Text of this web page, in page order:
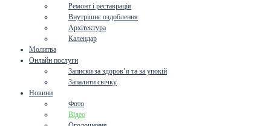
Ремонт і реставрація
Внутрішнє оздоблення
Архітектура
Календар
Молитва
Онлайн послуги
Записки за здоров’я та за упокій
Запалити свічку
Новини
Фото
Відео